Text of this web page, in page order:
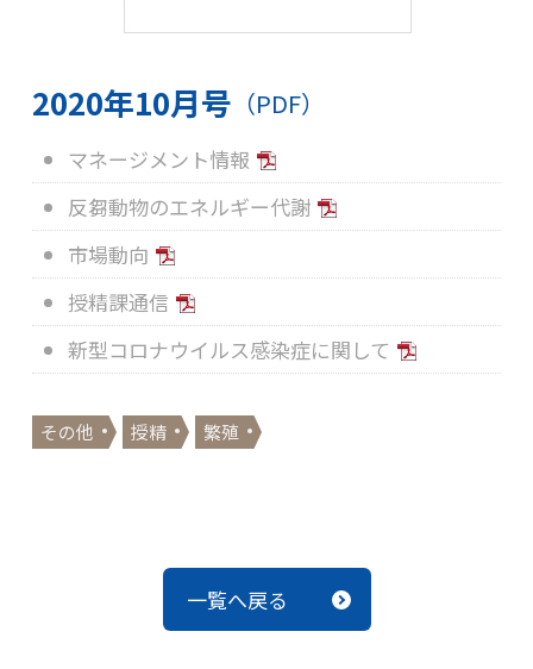
2020年10月号 （PDF）
マネージメント情報
反芻動物のエネルギー代謝
市場動向
授精課通信
新型コロナウイルス感染症に関して
その他 授精 繁殖
一覧へ戻る